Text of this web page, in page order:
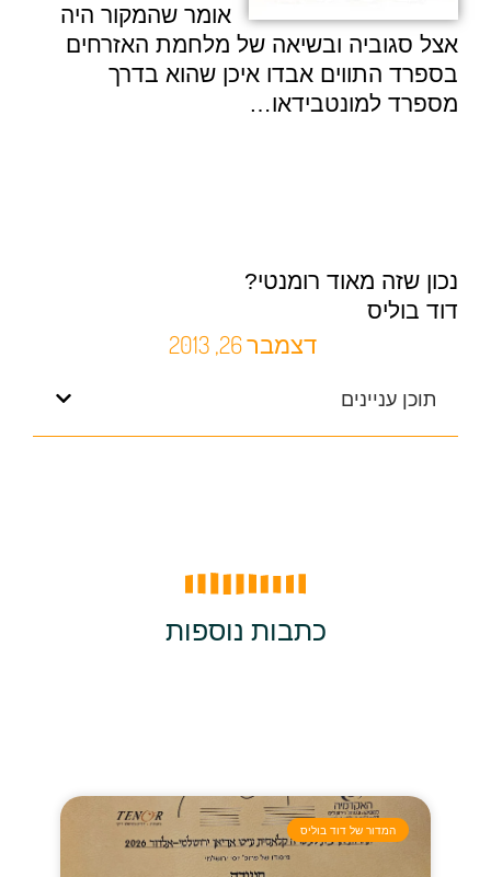
דצמבר 26, 2013
תוכן עניינים
אומר שהמקור היה
אצל סגוביה ובשיאה של מלחמת האזרחים
בספרד התווים אבדו איכן שהוא בדרך
מספרד למונטבידאו…
נכון שזה מאוד רומנטי?
דוד בוליס
כתבות נוספות
המדור של דוד בוליס